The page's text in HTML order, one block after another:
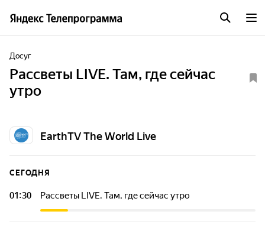
Досуг
Рассветы LIVE. Там, где сейчас
утро
EarthTV The World Live
СЕГОДНЯ
01:30 Рассветы LIVE. Там, где сейчас утро